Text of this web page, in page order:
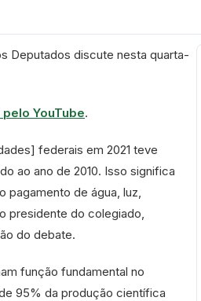
Deputados discute nesta quarta-
YouTube.
federais em 2021 teve
ao ano de 2010. Isso significa
pagamento de água, luz,
presidente do colegiado,
do debate.
função fundamental no
95% da produção científica